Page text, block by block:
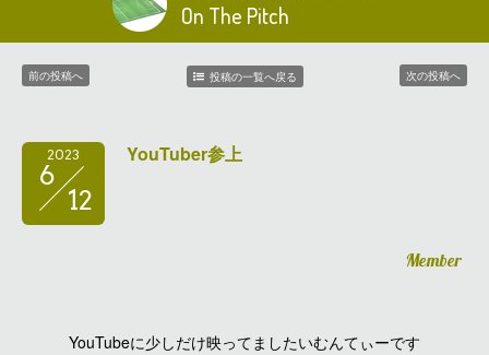
On The Pitch
前の投稿へ 投稿の一覧へ戻る 次の投稿へ
2023
6
12
YouTuber参上
Member
YouTubeに少しだけ映ってましたいむんてぃーです